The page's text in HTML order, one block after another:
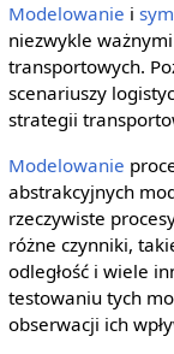
Modelowanie i
niezwykle
transportowych.
scenariuszy
strategii
Modelowanie
abstrakcyjnych
rzeczywiste
różne czynniki,
odległość i wiele
testowaniu tych
obserwacji ich